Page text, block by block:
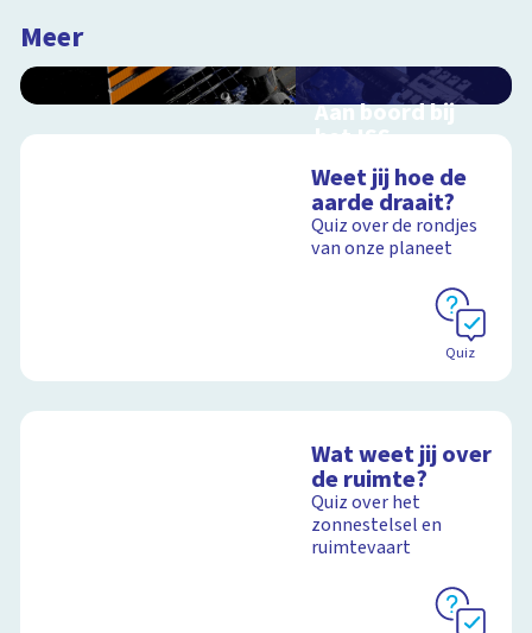
Meer
Aan boord bij
het ISS
schoolplaat over de
ruimtevaart
Schoolplaat
Weet jij hoe de
aarde draait?
Quiz over de rondjes
van onze planeet
Quiz
Wat weet jij over
de ruimte?
Quiz over het
zonnestelsel en
ruimtevaart